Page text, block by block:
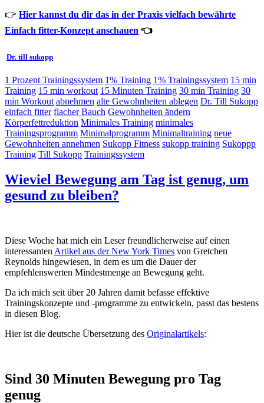
👉 Hier kannst du dir das in der Praxis vielfach bewährte
Einfach fitter-Konzept anschauen 👈
Dr. till sukopp
1 Prozent Trainingssystem 1% Training 1% Trainingssystem 15 min
Training 15 min workout 15 Minuten Training 30 min Training 30
min Workout abnehmen alte Gewohnheiten ablegen Dr. Till Sukopp
einfach fitter flacher Bauch Gewohnheiten ändern
Körperfettreduktion Minimales Training minimales
Trainingsprogramm Minimalprogramm Minimaltraining neue
Gewohnheiten annehmen Sukopp Fitness sukopp training Sukoppp
Training Till Sukopp Trainingssystem
Wieviel Bewegung am Tag ist genug, um
gesund zu bleiben?
Diese Woche hat mich ein Leser freundlicherweise auf einen
interessanten Artikel aus der New York Times von Gretchen
Reynolds hingewiesen, in dem es um die Dauer der
empfehlenswerten Mindestmenge an Bewegung geht.
Da ich mich seit über 20 Jahren damit befasse effektive
Trainingskonzepte und -programme zu entwickeln, passt das bestens
in diesen Blog.
Hier ist die deutsche Übersetzung des Originalartikels:
Sind 30 Minuten Bewegung pro Tag
genug